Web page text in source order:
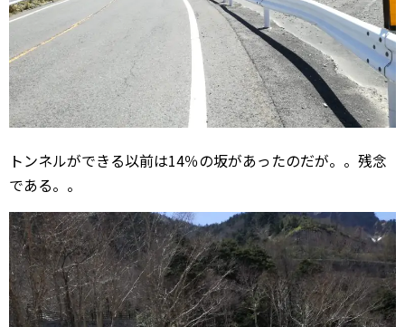
トンネルができる以前は14％の坂があったのだが。。残念
である。。